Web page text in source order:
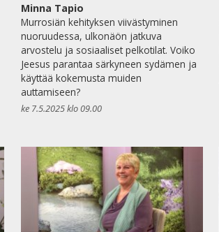
Minna Tapio
Murrosiän kehityksen viivästyminen
nuoruudessa, ulkonäön jatkuva
arvostelu ja sosiaaliset pelkotilat. Voiko
Jeesus parantaa särkyneen sydämen ja
käyttää kokemusta muiden
auttamiseen?
ke 7.5.2025 klo 09.00